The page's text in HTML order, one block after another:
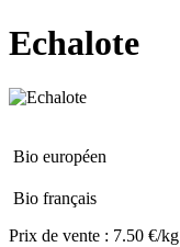
Echalote
Bio européen
Bio français
Prix de vente : 7.50 €/kg